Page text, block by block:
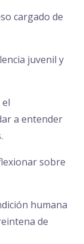
cargado de
juvenil y
a entender
sobre
humana
de